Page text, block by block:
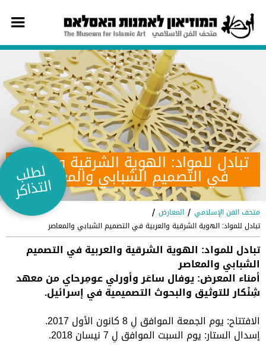
تبادل للمواد: الهوية الشرقية والعربية
في التصميم الشبابي والمعاصر
متحف الفن الإسلامي / المعارض /
تبادل للمواد: الهوية الشرقية والعربية في التصميم الشبابي والمعاصر
تبادل للمواد: الهوية الشرقية والعربية في التصميم
الشبابي والمعاصر
أمناء المعرض: يوفال ساعَر وأورلي عومِرحاي من معهد
شِنْكار للتوثيق والبحوث التصميمية في إسرائيل.
الافتتاح: يوم الجمعة الموافق لِ 8 كانون الأول 2017.
إسدال الستار: يوم السبت الموافق لِ 7 نيسان 2018.
لط
لب
التذ
اك
ر